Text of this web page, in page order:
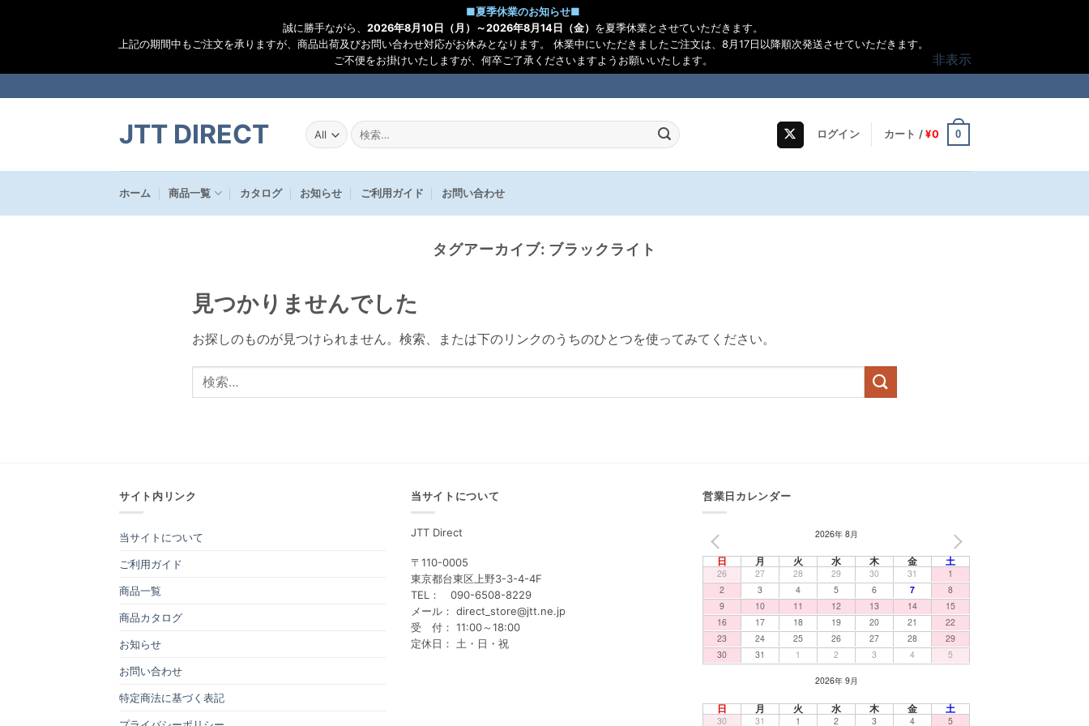
■夏季休業のお知らせ■
誠に勝手ながら、 2026年8月10日（月）～2026年8月14日（金） を夏季休業とさせていただきます。
上記の期間中もご注文を承りますが、商品出荷及びお問い合わせ対応がお休みとなります。 休業中にいただきましたご注文は、8月17日以降順次発送させていただきます。
ご不便をお掛けいたしますが、何卒ご了承くださいますようお願いいたします。
非表示
to
JTT DIRECT
検
索
果:
ログイン カート /¥0 0
ホーム 商品一覧 カタログ お知らせ ご利用ガイド お問い合わせ
タグアーカイブ: ブラックライト
見つかりませんでした
お探しのものが見つけられません。検索、または下のリンクのうちのひとつを使ってみてください。
サイト内リンク
当サイトについて
ご利用ガイド
商品一覧
商品カタログ
お知らせ
お問い合わせ
特定商法に基づく表記
当サイトについて
JTT Direct
〒110-0005
東京都台東区上野3-3-4-4F
TEL： 090-6508-8229
メール： direct_store@jtt.ne.jp
受 付： 11:00～18:00
定休日： 土・日・祝
営業日カレンダー
2026年 8月
日 月 火 水 木 金 土
26 27 28 29 30 31
1
2
3 4 5 6 7
8
9
10 11 12 13 14
15
16
17 18 19 20 21
22
23
24 25 26 27 28
29
30
31 1 2 3 4 5
2026年 9月
日 月 火 水 木 金 土
30 31 1 2 3 4 5